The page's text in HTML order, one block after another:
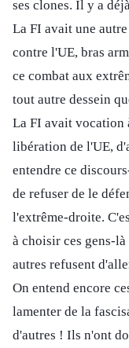
ses clones. Il y a
La FI avait une
contre l'UE, bras
ce combat aux
tout autre dessein
La FI avait vocation
libération de l'UE,
entendre ce
de refuser de le
l'extrême-droite.
à choisir ces gens-
autres refusent
On entend encore
lamenter de la
d'autres ! Ils n'ont